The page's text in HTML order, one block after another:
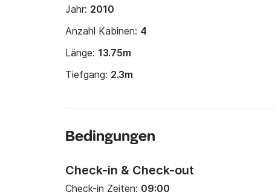
Jahr: 2010
Anzahl Kabinen: 4
Länge: 13.75m
Tiefgang: 2.3m
Bedingungen
Check-in & Check-out
Check-in Zeiten: 09:00